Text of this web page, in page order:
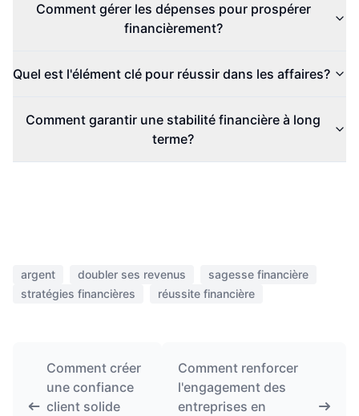
Comment gérer les dépenses pour prospérer
financièrement?
Quel est l'élément clé pour réussir dans les affaires?
Comment garantir une stabilité financière à long
terme?
argent doubler ses revenus
sagesse financière
stratégies financières
réussite financière
Comment créer
une confiance
client solide
Comment renforcer
l'engagement des
entreprises en